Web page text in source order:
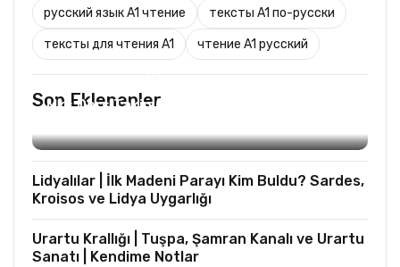
русский язык A1 чтение тексты A1 по-русски
тексты для чтения A1 чтение A1 русский
Son Eklenenler
Mks Ders Takip (Turizm ve Mesleki Dersler
Lidyalılar | İlk Madeni Parayı Kim Buldu? Sardes,
Kroisos ve Lidya Uygarlığı
Urartu Krallığı | Tuşpa, Şamran Kanalı ve Urartu
Sanatı | Kendime Notlar